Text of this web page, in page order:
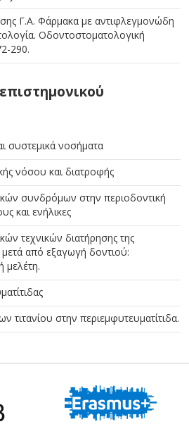
Γ.Α. Φάρμακα με αντιφλεγμονώδη
Οδοντοστοματολογική
290.
συστεμικά νοσήματα
νόσου και διατροφής
συνδρόμων στην περιοδοντική
και ενήλικες
τεχνικών διατήρησης της
από εξαγωγή δοντιού:
μελέτη.
τιτανίου στην περιεμφυτευματίτιδα.